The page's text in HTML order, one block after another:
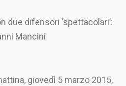
due difensori ‘spettacolari’:
Mancini
giovedì 5 marzo 2015,